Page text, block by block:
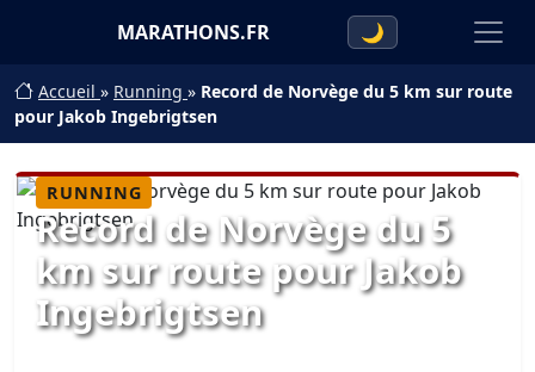
MARATHONS.FR 🌙
Accueil » Running » Record de Norvège du 5 km sur route
pour Jakob Ingebrigtsen
RUNNING
Record de Norvège du 5
km sur route pour Jakob
Ingebrigtsen